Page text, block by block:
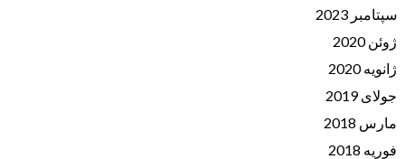
سپتامبر 2023
ژوئن 2020
ژانویه 2020
جولای 2019
مارس 2018
فوریه 2018